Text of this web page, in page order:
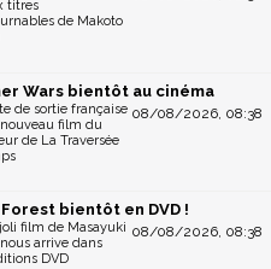
titres
de Makoto
Wars bientôt au cinéma
08/08/2026, 08:38
de sortie française
film du
de La Traversée
Forest bientôt en DVD !
08/08/2026, 08:38
film de Masayuki
arrive dans
DVD